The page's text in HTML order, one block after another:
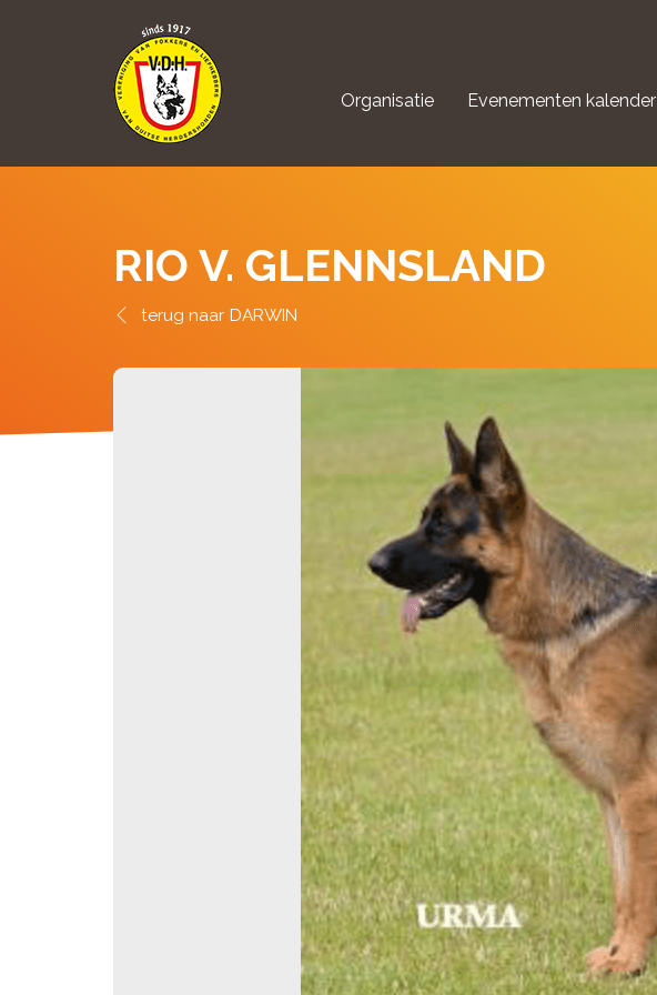
Organisatie Evenementen kalender
RIO V. GLENNSLAND
DARWIN